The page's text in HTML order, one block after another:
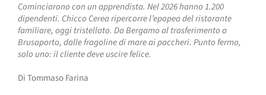
Cominciarono con un apprendista. Nel 2026 hanno 1.200
dipendenti. Chicco Cerea ripercorre l’epopea del ristorante
familiare, oggi tristellato. Da Bergamo al trasferimento a
Brusaporto, dalle fragoline di mare ai paccheri. Punto fermo,
solo uno: il cliente deve uscire felice.
Di Tommaso Farina